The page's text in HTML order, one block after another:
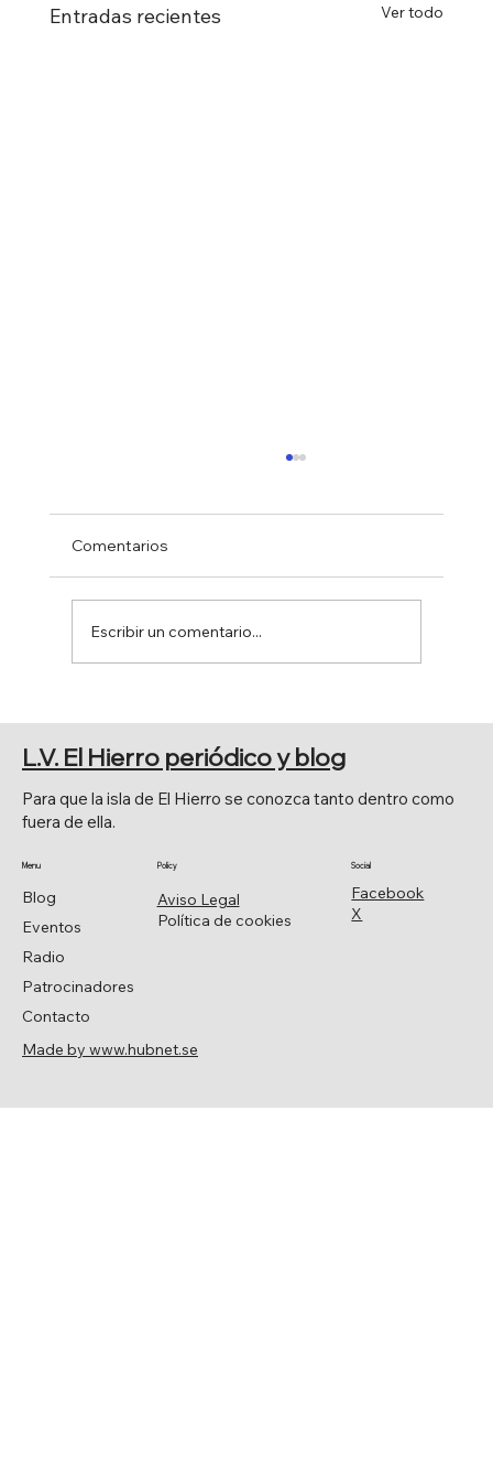
Entradas recientes Ver todo
Comentarios
Escribir un comentario...
Facebook
X
Social
Aviso Legal
Política de cookies
Policy
Blog
Eventos
Radio
Patrocinadores
Contacto
Menu
Para que la isla de El Hierro se conozca tanto dentro como
fuera de ella.
L.V. El Hierro periódico y blog
Made by www.hubnet.se